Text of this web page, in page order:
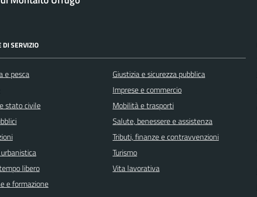
DI SERVIZIO
e pesca
stato civile
libero
e formazione
Giustizia e sicurezza pubblica
Imprese e commercio
Mobilità e trasporti
Salute, benessere e assistenza
Tributi, finanze e contravvenzioni
Turismo
Vita lavorativa